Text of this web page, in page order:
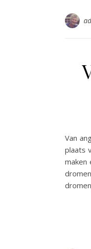
Van
plaats
maken